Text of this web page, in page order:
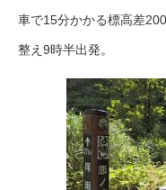
車で15分かかる標高差
整え9時半出発。